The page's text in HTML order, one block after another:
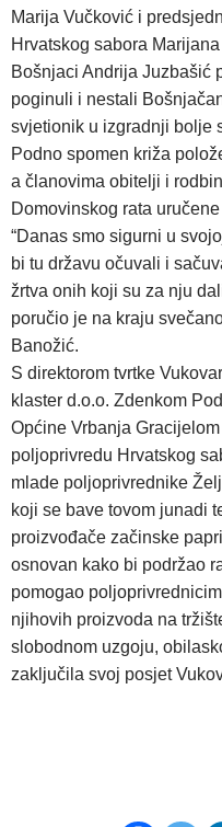
Marija Vučković i
Hrvatskog sabora
Bošnjaci Andrija Juzbašić
poginuli i nestali
svjetionik u izgradnji bolje
Podno spomen križa
a članovima obitelji i
Domovinskog rata
“Danas smo sigurni u
bi tu državu očuvali i
žrtva onih koji su za nju
poručio je na kraju
Banožić.
S direktorom tvrtke
klaster d.o.o. Zdenkom
Općine Vrbanja
poljoprivredu Hrvatskog
mlade poljoprivrednike
koji se bave tovom junadi
proizvođače začinske
osnovan kako bi podržao
pomogao
njihovih proizvoda na
slobodnom uzgoju,
zaključila svoj posjet